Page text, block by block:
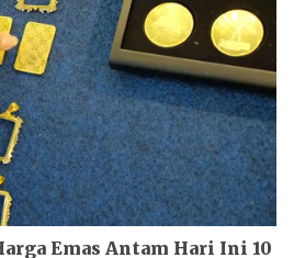
Emas Antam Hari Ini 10